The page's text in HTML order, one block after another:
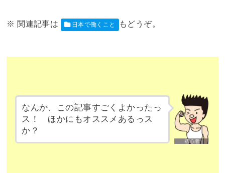
日本で働くこと
なんか、この記事すごくよかったっ
ス！ ほかにもオススメあるっス
か？